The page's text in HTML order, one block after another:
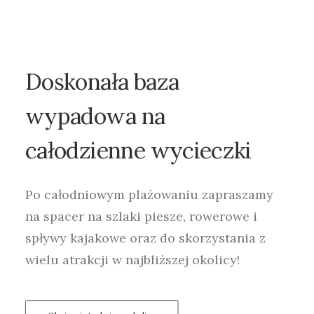
Doskonałabaza
wypadowa na
całodzienne wycieczki
Po całodniowym plażowaniu zapraszamy
na spacer na szlaki piesze, rowerowe i
spływy kajakowe oraz do skorzystania z
wielu atrakcji w najbliższej okolicy!